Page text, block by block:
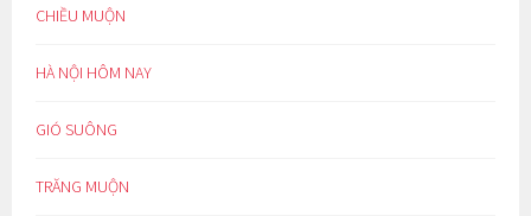
CHIỀU MUỘN
HÀ NỘI HÔM NAY
GIÓ SUÔNG
TRĂNG MUỘN